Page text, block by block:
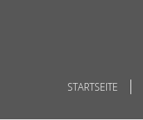
STARTSEITE